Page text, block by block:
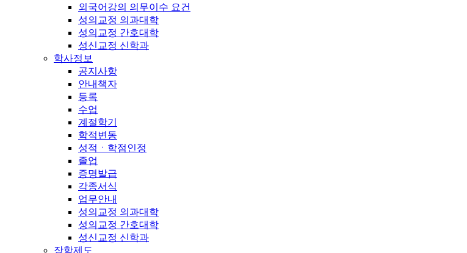
외국어강의 의무이수 요건
성의교정 의과대학
성의교정 간호대학
성신교정 신학과
학사정보
공지사항
안내책자
등록
수업
계절학기
학적변동
성적ㆍ학점인정
졸업
증명발급
각종서식
업무안내
성의교정 의과대학
성의교정 간호대학
성신교정 신학과
장학제도